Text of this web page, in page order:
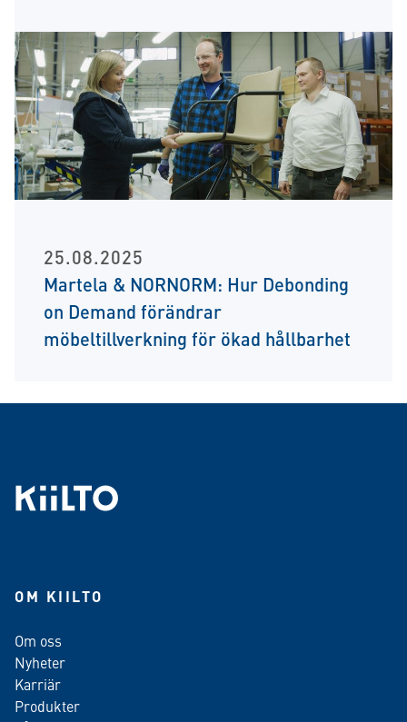
25.08.2025
Martela & NORNORM: Hur Debonding
on Demand förändrar
möbeltillverkning för ökad hållbarhet
OM KIILTO
Om oss
Nyheter
Karriär
Produkter